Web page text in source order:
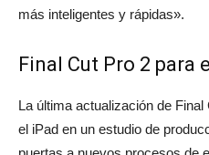
más inteligentes y rápidas».
Final Cut Pro 2 para
La última actualización de
el iPad en un estudio de